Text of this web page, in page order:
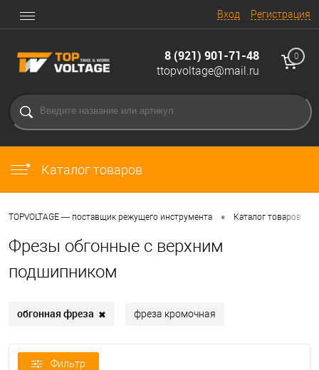
Вход Регистрация
8 (921) 901-71-48
ttopvoltage@mail.ru
0
Каталог товаров
TOPVOLTAGE — поставщик режущего инструмента • Каталог товаров
Фрезы обгонные с верхним
подшипником
обгонная фреза ✖ фреза кромочная
Фильтр